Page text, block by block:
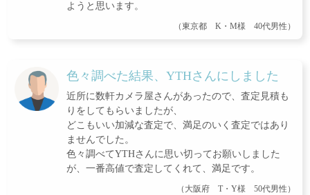
ようと思います。
（東京都 K・M様 40代男性）
色々調べた結果、YTHさんにしました
近所に数軒カメラ屋さんがあったので、査定見積も
りをしてもらいましたが、
どこもいい加減な査定で、満足のいく査定ではあり
ませんでした。
色々調べてYTHさんに思い切ってお願いしました
が、一番高値で査定してくれて、満足です。
（大阪府 T・Y様 50代男性）